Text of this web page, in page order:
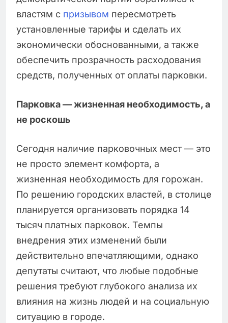
властям с призывом пересмотреть
установленные тарифы и сделать их
экономически обоснованными, а также
обеспечить прозрачность расходования
средств, полученных от оплаты парковки.
Парковка — жизненная необходимость, а
не роскошь
Сегодня наличие парковочных мест — это
не просто элемент комфорта, а
жизненная необходимость для горожан.
По решению городских властей, в столице
планируется организовать порядка 14
тысяч платных парковок. Темпы
внедрения этих изменений были
действительно впечатляющими, однако
депутаты считают, что любые подобные
решения требуют глубокого анализа их
влияния на жизнь людей и на социальную
ситуацию в городе.